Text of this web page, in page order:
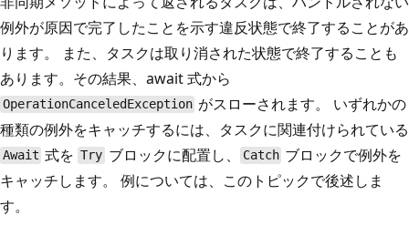
例外が原因で完了したことを示す違反状態で終了することがあ
ります。 また、タスクは取り消された状態で終了することも
あります。その結果、await 式から
OperationCanceledException がスローされます。 いずれかの
種類の例外をキャッチするには、タスクに関連付けられている
Await 式をTryブロックに配置し、 Catch ブロックで例外を
キャッチします。 例については、このトピックで後述しま
す。